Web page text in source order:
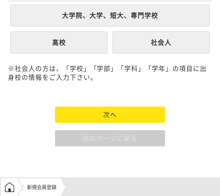
大学院、大学、短大、専門学校
高校 社会人
※社会人の方は、「学校」「学部」「学科」「学年」の項目に出
身校の情報をご入力下さい。
次へ
前のページに戻る
学生の窓口トップ
新規会員登録